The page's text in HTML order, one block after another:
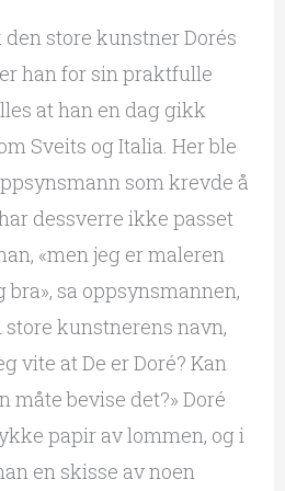
store kunstner Dorés
han for sin praktfulle
at han en dag gikk
Sveits og Italia. Her ble
som krevde å
dessverre ikke passet
«men jeg er maleren
bra», sa oppsynsmannen,
store kunstnerens navn,
vite at De er Doré? Kan
måte bevise det?» Doré
papir av lommen, og i
en skisse av noen